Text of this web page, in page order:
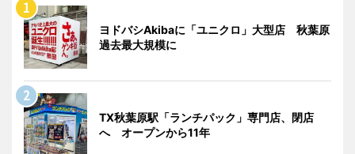
ヨドバシAkibaに「ユニクロ」大型店 秋葉原
過去最大規模に
TX秋葉原駅「ランチパック」専門店、閉店
へ オープンから11年